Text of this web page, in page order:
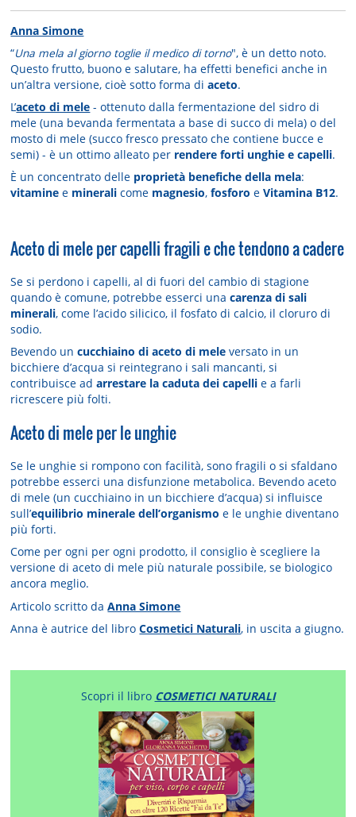
Anna Simone
“Una mela al giorno toglie il medico di torno", è un detto noto.
Questo frutto, buono e salutare, ha effetti benefici anche in
un’altra versione, cioè sotto forma diaceto.
L’aceto di mele - ottenuto dalla fermentazione del sidro di
mele (una bevanda fermentata a base di succo di mela) o del
mosto di mele (succo fresco pressato che contiene bucce e
semi) - è un ottimo alleato per rendere forti unghie e capelli.
È un concentrato delle proprietà benefiche della mela:
vitamine e minerali come magnesio,fosforo eVitamina B12.
Aceto di mele per capelli fragili e che tendono a cadere
Se si perdono i capelli, al di fuori del cambio di stagione
quando è comune, potrebbe esserci una carenza di sali
minerali, come l’acido silicico, il fosfato di calcio, il cloruro di
sodio.
Bevendo un cucchiaino di aceto di mele versato in un
bicchiere d’acqua si reintegrano i sali mancanti, si
contribuisce adarrestare la caduta dei capelli e a farli
ricrescere più folti.
Aceto di mele per le unghie
Se le unghie si rompono con facilità, sono fragili o si sfaldano
potrebbe esserci una disfunzione metabolica. Bevendo aceto
di mele (un cucchiaino in un bicchiere d’acqua) si influisce
sull’equilibrio minerale dell’organismo e le unghie diventano
più forti.
Come per ogni per ogni prodotto, il consiglio è scegliere la
versione di aceto di mele più naturale possibile, se biologico
ancora meglio.
Articolo scritto daAnna Simone
Anna è autrice del libroCosmetici Naturali, in uscita a giugno.
Scopri il libro COSMETICI NATURALI